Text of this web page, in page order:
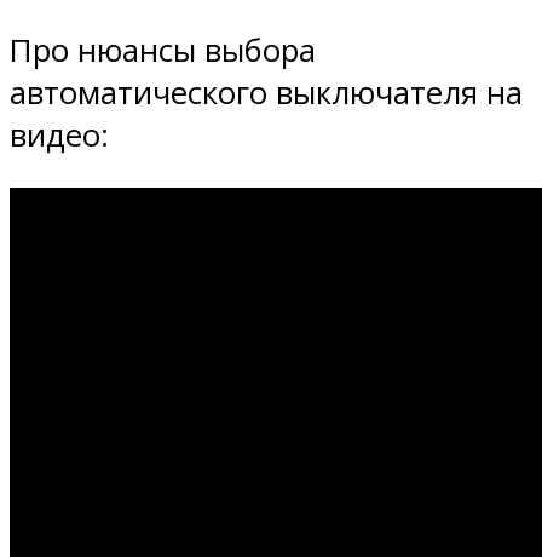
Про нюансы выбора
автоматического выключателя на
видео: